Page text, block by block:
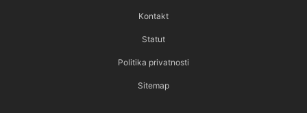
Kontakt
Statut
Politika privatnosti
Sitemap